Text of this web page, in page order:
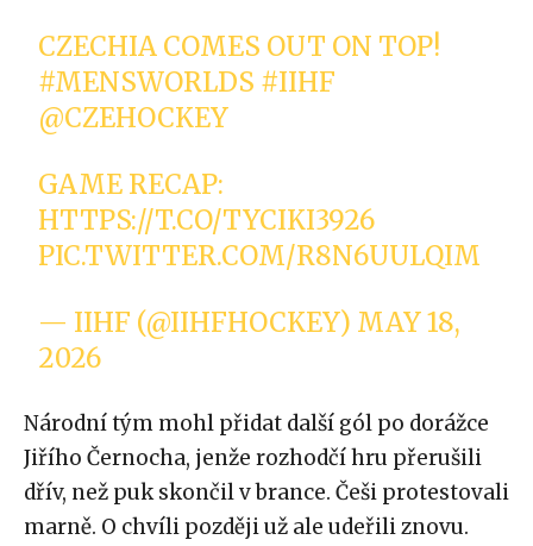
CZECHIA COMES OUT ON TOP!
#MENSWORLDS #IIHF
@CZEHOCKEY
GAME RECAP:
HTTPS://T.CO/TYCIKI3926
PIC.TWITTER.COM/R8N6UULQIM
— IIHF (@IIHFHOCKEY) MAY 18,
2026
Národní tým mohl přidat další gól po dorážce
Jiřího Černocha, jenže rozhodčí hru přerušili
dřív, než puk skončil v brance. Češi protestovali
marně. O chvíli později už ale udeřili znovu.